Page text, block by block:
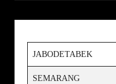
JABODETABEK
SEMARANG